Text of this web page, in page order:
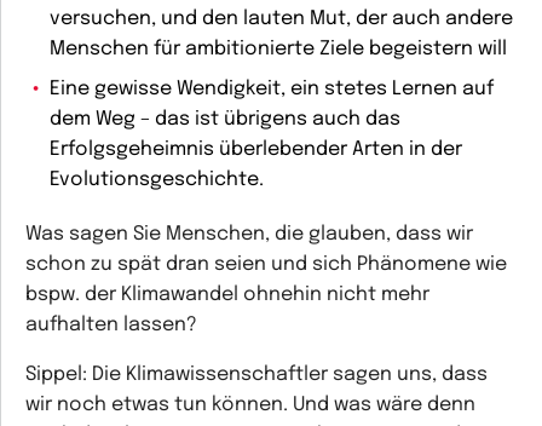
versuchen, und den lauten Mut, der auch andere
Menschen für ambitionierte Ziele begeistern will
Eine gewisse Wendigkeit, ein stetes Lernen auf
dem Weg – das ist übrigens auch das
Erfolgsgeheimnis überlebender Arten in der
Evolutionsgeschichte.
Was sagen Sie Menschen, die glauben, dass wir
schon zu spät dran seien und sich Phänomene wie
bspw. der Klimawandel ohnehin nicht mehr
aufhalten lassen?
Sippel: Die Klimawissenschaftler sagen uns, dass
wir noch etwas tun können. Und was wäre denn